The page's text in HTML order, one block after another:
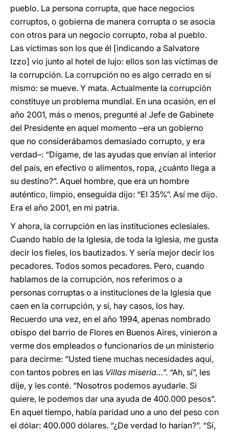
pueblo. La persona corrupta, que hace negocios
corruptos, o gobierna de manera corrupta o se asocia
con otros para un negocio corrupto, roba al pueblo.
Las víctimas son los que él [indicando a Salvatore
Izzo] vio junto al hotel de lujo: ellos son las víctimas de
la corrupción. La corrupción no es algo cerrado en sí
mismo: se mueve. Y mata. Actualmente la corrupción
constituye un problema mundial. En una ocasión, en el
año 2001, más o menos, pregunté al Jefe de Gabinete
del Presidente en aquel momento –era un gobierno
que no considerábamos demasiado corrupto, y era
verdad–: “Dígame, de las ayudas que envían al interior
del país, en efectivo o alimentos, ropa, ¿cuánto llega a
su destino?”. Aquel hombre, que era un hombre
auténtico, limpio, enseguida dijo: “El 35%”. Así me dijo.
Era el año 2001, en mi patria.
Y ahora, la corrupción en las instituciones eclesiales.
Cuando hablo de la Iglesia, de toda la Iglesia, me gusta
decir los fieles, los bautizados. Y sería mejor decir los
pecadores. Todos somos pecadores. Pero, cuando
hablamos de la corrupción, nos referimos o a
personas corruptas o a instituciones de la Iglesia que
caen en la corrupción, y sí, hay casos, los hay.
Recuerdo una vez, en el año 1994, apenas nombrado
obispo del barrio de Flores en Buenos Aires, vinieron a
verme dos empleados o funcionarios de un ministerio
para decirme: “Usted tiene muchas necesidades aquí,
con tantos pobres en las Villas miseria…”. “Ah, sí”, les
dije, y les conté. “Nosotros podemos ayudarle. Si
quiere, le podemos dar una ayuda de 400.000 pesos”.
En aquel tiempo, había paridad uno a uno del peso con
el dólar: 400.000 dólares. “¿De verdad lo harían?”. “Sí,